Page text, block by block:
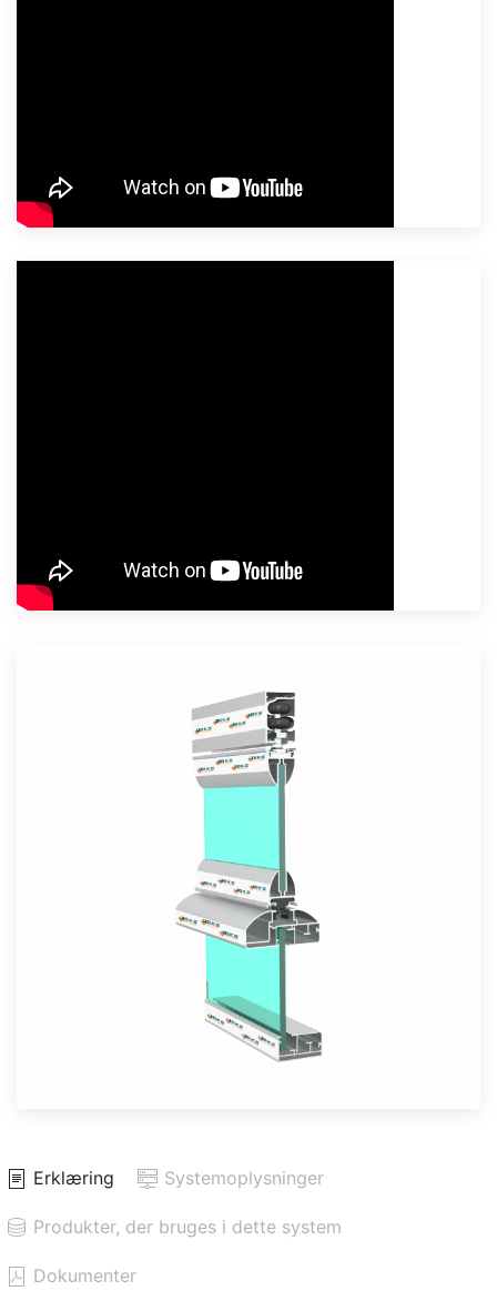
Erklæring Systemoplysninger
Produkter, der bruges i dette system
Dokumenter